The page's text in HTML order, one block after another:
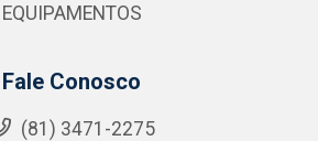
EQUIPAMENTOS
Fale Conosco
(81) 3471-2275